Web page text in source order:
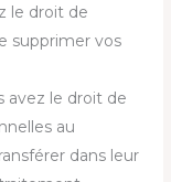
le droit de
supprimer vos
avez le droit de
au
dans leur